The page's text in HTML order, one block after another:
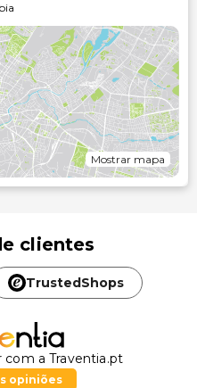
Mostrar mapa
clientes
TrustedShops
com a Traventia.pt
opiniões